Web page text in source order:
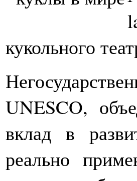
кукольного
UNESCO,
вклад в
реально